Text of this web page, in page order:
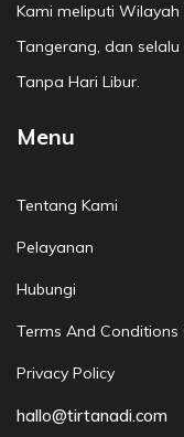
Kami meliputi Wilayah
Tangerang, dan
Tanpa Hari Libur.
Menu
Tentang Kami
Pelayanan
Hubungi
Terms And Conditions
Privacy Policy
hallo@tirtanadi.com